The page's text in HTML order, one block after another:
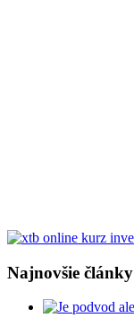
Najnovšie články